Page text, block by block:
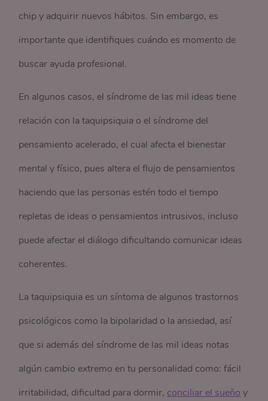
chip y adquirir nuevos hábitos. Sin embargo, es
importante que identifiques cuándo es momento de
buscar ayuda profesional.
En algunos casos, el síndrome de las mil ideas tiene
relación con la taquipsiquia o el síndrome del
pensamiento acelerado, el cual afecta el bienestar
mental y físico, pues altera el flujo de pensamientos
haciendo que las personas estén todo el tiempo
repletas de ideas o pensamientos intrusivos, incluso
puede afectar el diálogo dificultando comunicar ideas
coherentes.
La taquipsiquia es un síntoma de algunos trastornos
psicológicos como la bipolaridad o la ansiedad, así
que si además del síndrome de las mil ideas notas
algún cambio extremo en tu personalidad como: fácil
irritabilidad, dificultad para dormir, conciliar el sueño y